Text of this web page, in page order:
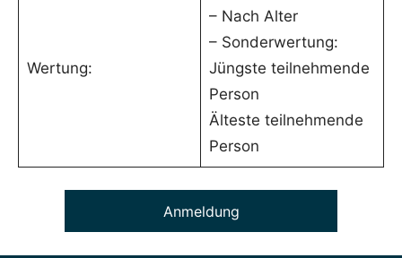
Wertung:
– Nach Alter
– Sonderwertung:
Jüngste teilnehmende
Person
Älteste teilnehmende
Person
Anmeldung